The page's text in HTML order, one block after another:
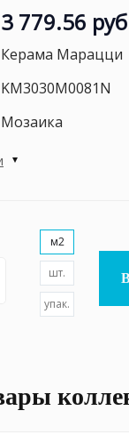
3 779.56
Керама Марацци
KM3030M0081N
Мозаика
м2
шт.
упак.